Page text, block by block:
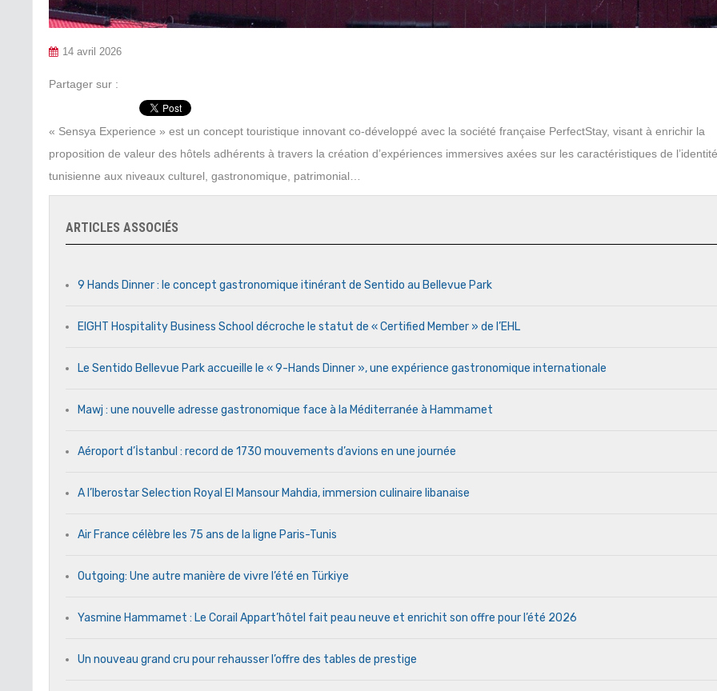
14 avril 2026
Partager sur :
« Sensya Experience » est un concept touristique innovant co-développé avec la société française PerfectStay, visant à enrichir la
proposition de valeur des hôtels adhérents à travers la création d’expériences immersives axées sur les caractéristiques de l’identité
tunisienne aux niveaux culturel, gastronomique, patrimonial…
ARTICLES ASSOCIÉS
9 Hands Dinner : le concept gastronomique itinérant de Sentido au Bellevue Park
EIGHT Hospitality Business School décroche le statut de « Certified Member » de l’EHL
Le Sentido Bellevue Park accueille le « 9-Hands Dinner », une expérience gastronomique internationale
Mawj : une nouvelle adresse gastronomique face à la Méditerranée à Hammamet
Aéroport d’İstanbul : record de 1730 mouvements d’avions en une journée
A l’Iberostar Selection Royal El Mansour Mahdia, immersion culinaire libanaise
Air France célèbre les 75 ans de la ligne Paris-Tunis
Outgoing: Une autre manière de vivre l’été en Türkiye
Yasmine Hammamet : Le Corail Appart’hôtel fait peau neuve et enrichit son offre pour l’été 2026
Un nouveau grand cru pour rehausser l’offre des tables de prestige